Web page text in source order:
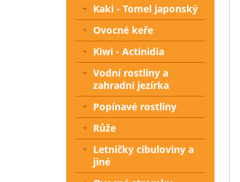
Kaki - Tomel japonský
Ovocné keře
Kiwi - Actinidia
Vodní rostliny a
zahradní jezírka
Popínavé rostliny
Růže
Letničky cibuloviny a
jiné